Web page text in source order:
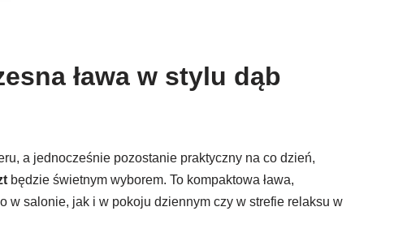
ława w stylu dąb
a jednocześnie pozostanie praktyczny na co dzień,
będzie świetnym wyborem. To kompaktowa ława,
w salonie, jak i w pokoju dziennym czy w strefie relaksu w